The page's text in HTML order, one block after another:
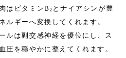
はビタミンB₂とナイアシンが豊
ルギーへ変換してくれます。
ルは副交感神経を優位にし、ス
圧を穏やかに整えてくれます。